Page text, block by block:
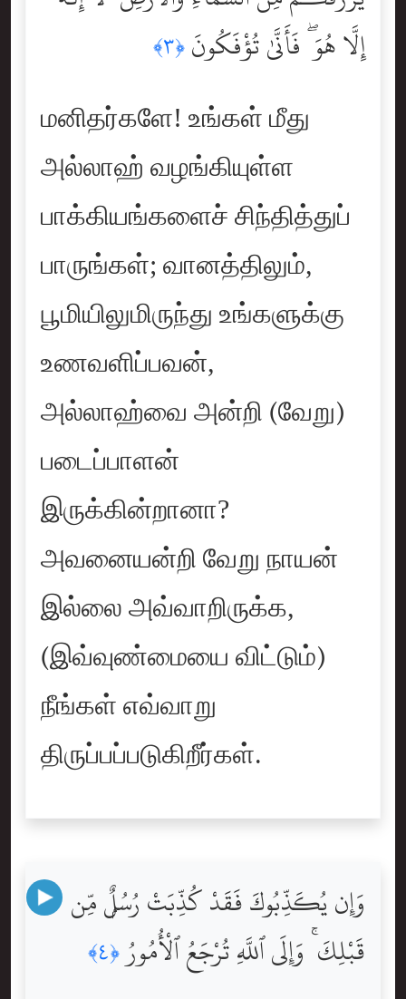
إِلَّا هُوَ ۖ فَأَنَّىٰ تُؤْفَكُونَ ﴿٣﴾
மனிதர்களே! உங்கள் மீது
அல்லாஹ் வழங்கியுள்ள
பாக்கியங்களைச் சிந்தித்துப்
பாருங்கள்; வானத்திலும்,
பூமியிலுமிருந்து உங்களுக்கு
உணவளிப்பவன்,
அல்லாஹ்வை அன்றி (வேறு)
படைப்பாளன்
இருக்கின்றானா?
அவனையன்றி வேறு நாயன்
இல்லை அவ்வாறிருக்க,
(இவ்வுண்மையை விட்டும்)
நீங்கள் எவ்வாறு
திருப்பப்படுகிறீர்கள்.
وَإِن يُكَذِّبُوكَ فَقَدْ كُذِّبَتْ رُسُلٌۭ مِّن
قَبْلِكَ ۚ وَإِلَى ٱللَّهِ تُرْجَعُ ٱلْأُمُورُ ﴿٤﴾